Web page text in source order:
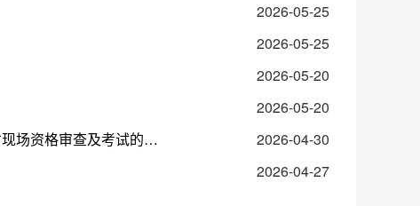
2026-05-25
2026-05-25
2026-05-20
2026-05-20
2026-04-30
麻阳苗族自治县2026年县直企事业单位引进高层次及急需紧缺人才现场资格审查及考试的公告
2026-04-27